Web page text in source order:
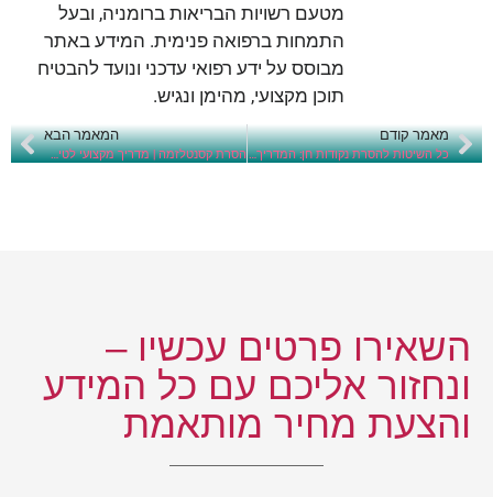
מטעם רשויות הבריאות ברומניה, ובעל
התמחות ברפואה פנימית. המידע באתר
מבוסס על ידע רפואי עדכני ונועד להבטיח
תוכן מקצועי, מהימן ונגיש.
מאמר קודם
כל השיטות להסרת נקודות חן: המדריך המלא (לייזר, ניתוח, פלזמה ועוד)
המאמר הבא
הסרת קסנטלזמה | מדריך מקצועי לטיפול מדויק ובטוח
השאירו פרטים עכשיו –
ונחזור אליכם עם כל המידע
והצעת מחיר מותאמת